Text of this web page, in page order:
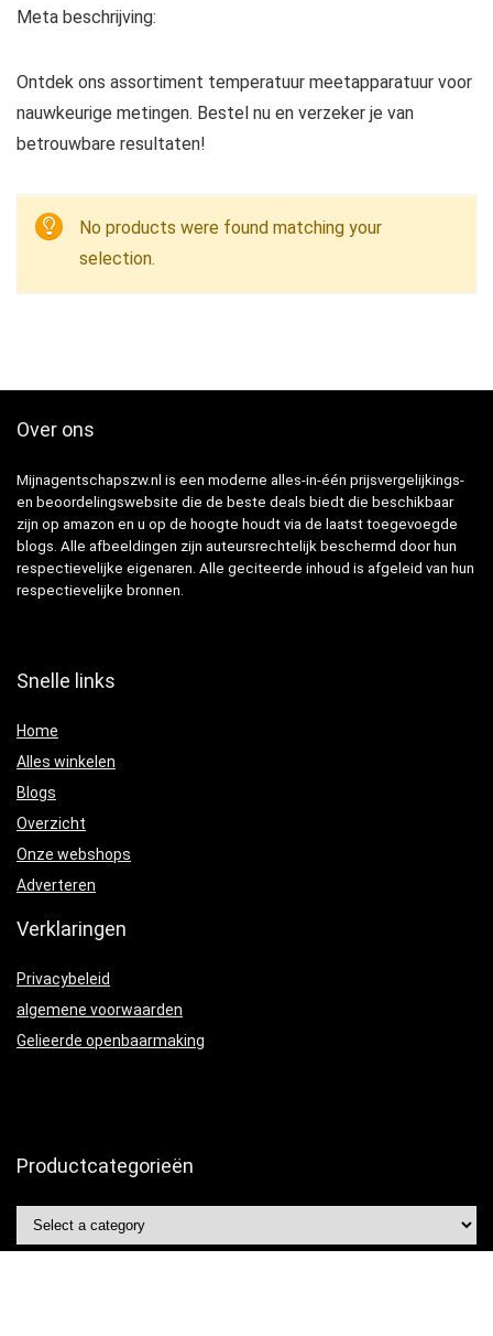
Meta beschrijving:
Ontdek ons assortiment temperatuur meetapparatuur voor
nauwkeurige metingen. Bestel nu en verzeker je van
betrouwbare resultaten!
No products were found matching your
selection.
Over ons
Mijnagentschapszw.nl is een moderne alles-in-één prijsvergelijkings-
en beoordelingswebsite die de beste deals biedt die beschikbaar
zijn op amazon en u op de hoogte houdt via de laatst toegevoegde
blogs. Alle afbeeldingen zijn auteursrechtelijk beschermd door hun
respectievelijke eigenaren. Alle geciteerde inhoud is afgeleid van hun
respectievelijke bronnen.
Snelle links
Home
Alles winkelen
Blogs
Overzicht
Onze webshops
Adverteren
Verklaringen
Privacybeleid
algemene voorwaarden
Gelieerde openbaarmaking
Productcategorieën